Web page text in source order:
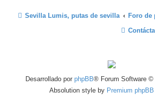
Sevilla Lumis, putas de sevilla
Foro de
Desarrollado por phpBB® Forum Software ©
Absolution style by Premium